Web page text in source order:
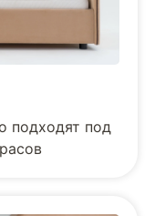
подходят под